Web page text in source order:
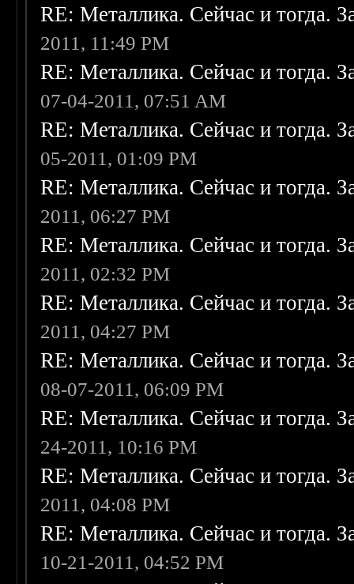
RE: Металлика. Сейчас и тогда.
2011, 11:49 PM
RE: Металлика. Сейчас и тогда.
07-04-2011, 07:51 AM
RE: Металлика. Сейчас и тогда.
05-2011, 01:09 PM
RE: Металлика. Сейчас и тогда.
2011, 06:27 PM
RE: Металлика. Сейчас и тогда.
2011, 02:32 PM
RE: Металлика. Сейчас и тогда.
2011, 04:27 PM
RE: Металлика. Сейчас и тогда.
08-07-2011, 06:09 PM
RE: Металлика. Сейчас и тогда.
24-2011, 10:16 PM
RE: Металлика. Сейчас и тогда.
2011, 04:08 PM
RE: Металлика. Сейчас и тогда.
10-21-2011, 04:52 PM